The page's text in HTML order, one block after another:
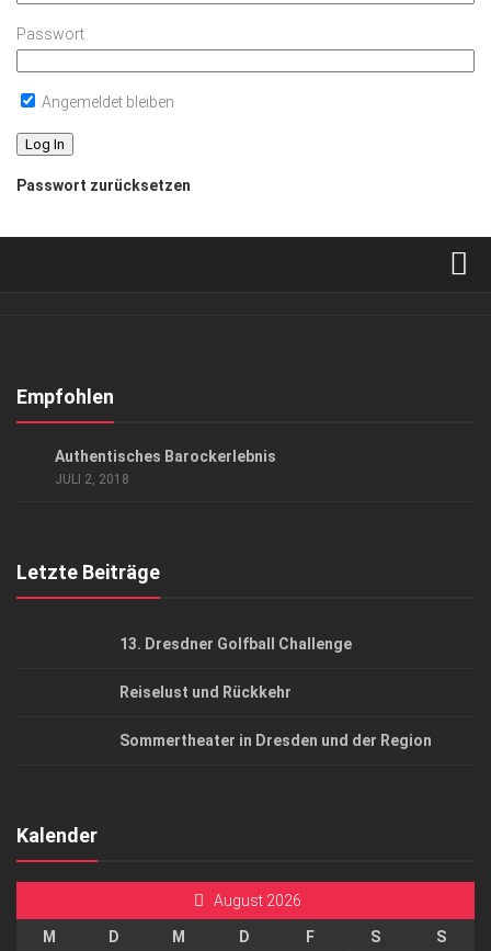
Passwort
Angemeldet bleiben
Passwort zurücksetzen
Kontakt, Impressum
Empfohlen
Authentisches Barockerlebnis
JULI 2, 2018
Letzte Beiträge
13. Dresdner Golfball Challenge
Reiselust und Rückkehr
Sommertheater in Dresden und der Region
Kalender
August 2026
M D M D F S
S